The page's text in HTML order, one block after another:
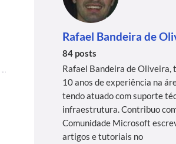
Rafael Bandeira de
84 posts
Rafael Bandeira de Oliveira,
10 anos de experiência na
tendo atuado com suporte
infraestrutura. Contribuo
Comunidade Microsoft
artigos e tutoriais no